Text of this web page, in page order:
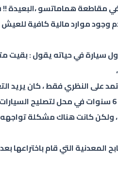
هماماتسو ،البعيدة !! في
التغدية ولعدم وجود موارد
سيارة في حياته يقول :
فقط وكانت وجهته مدينة طوكيو ، عمل في مدينة
، ولكن كانت هناك مشكلة
المعدنية التي قام